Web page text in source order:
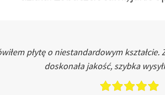
płytę o niestandardowym
doskonała jakość, szybka